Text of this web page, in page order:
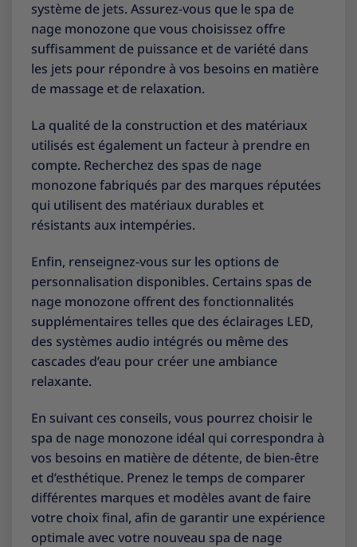
système de jets. Assurez-vous que le spa de
nage monozone que vous choisissez offre
suffisamment de puissance et de variété dans
les jets pour répondre à vos besoins en matière
de massage et de relaxation.
La qualité de la construction et des matériaux
utilisés est également un facteur à prendre en
compte. Recherchez des spas de nage
monozone fabriqués par des marques réputées
qui utilisent des matériaux durables et
résistants aux intempéries.
Enfin, renseignez-vous sur les options de
personnalisation disponibles. Certains spas de
nage monozone offrent des fonctionnalités
supplémentaires telles que des éclairages LED,
des systèmes audio intégrés ou même des
cascades d’eau pour créer une ambiance
relaxante.
En suivant ces conseils, vous pourrez choisir le
spa de nage monozone idéal qui correspondra à
vos besoins en matière de détente, de bien-être
et d’esthétique. Prenez le temps de comparer
différentes marques et modèles avant de faire
votre choix final, afin de garantir une expérience
optimale avec votre nouveau spa de nage